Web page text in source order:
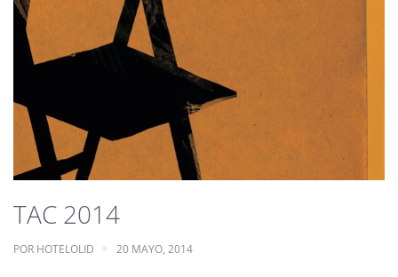
TAC 2014
POR HOTELOLID 20 MAYO, 2014